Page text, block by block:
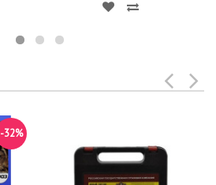
-32%